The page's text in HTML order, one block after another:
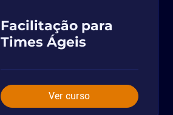
Facilitação para
Times Ágeis
Ver curso